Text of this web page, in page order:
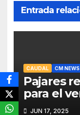
Entrada
CAUDAL CM NEWS
Pajares
para el
JUN 17, 2025